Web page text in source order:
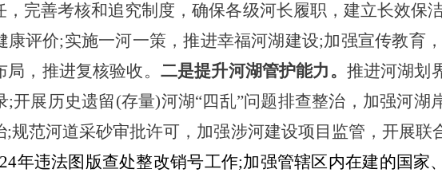
完善考核和追究制度，确保各级河长履职，建立长效保
康评价;实施一河一策，推进幸福河湖建设;加强宣传教育
，推进复核验收。 二是提升河湖管护能力。 推进河湖划
;开展历史遗留(存量)河湖“四乱”问题排查整治，加强河湖
规范河道采砂审批许可，加强涉河建设项目监管，开展联
年违法图版查处整改销号工作;加强管辖区内在建的国家